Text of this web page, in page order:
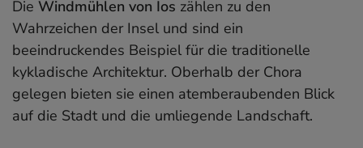
Die Windmühlen von Ios zählen zu den
Wahrzeichen der Insel und sind ein
beeindruckendes Beispiel für die traditionelle
kykladische Architektur. Oberhalb der Chora
gelegen bieten sie einen atemberaubenden Blick
auf die Stadt und die umliegende Landschaft.